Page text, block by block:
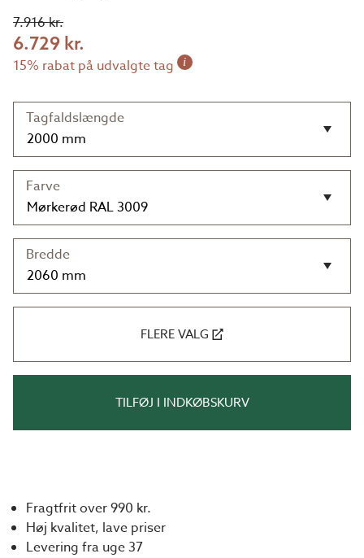
7.916 kr.
6.729 kr.
15% rabat på udvalgte tag i
Tagfaldslængde
Farve
Bredde
FLERE VALG
TILFØJ I INDKØBSKURV
Fragtfrit over 990 kr.
Høj kvalitet, lave priser
Levering fra uge 37